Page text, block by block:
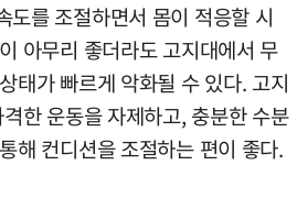
도를 조절하면서 몸이 적응할 시
아무리 좋더라도 고지대에서 무
태가 빠르게 악화될 수 있다. 고지
한 운동을 자제하고, 충분한 수분
해 컨디션을 조절하는 편이 좋다.